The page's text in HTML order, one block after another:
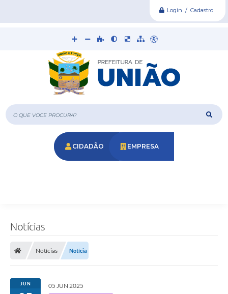
Login / Cadastro
O que voce procura?
CIDADÃO EMPRESA
Notícias
Notícias Notícia
JUN 05 JUN 2025